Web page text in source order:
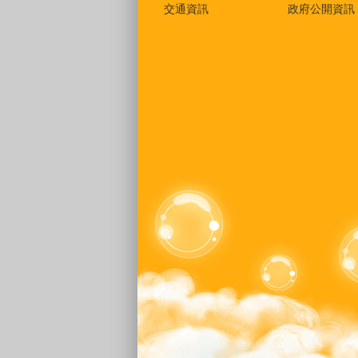
交通資訊 政府公開資訊